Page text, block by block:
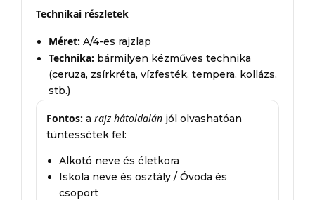
Technikai részletek
Méret: A/4-es rajzlap
Technika: bármilyen kézműves technika
(ceruza, zsírkréta, vízfesték, tempera, kollázs,
stb.)
Fontos: a rajz hátoldalán jól olvashatóan
tüntessétek fel:
Alkotó neve és életkora
Iskola neve és osztály / Óvoda és
csoport